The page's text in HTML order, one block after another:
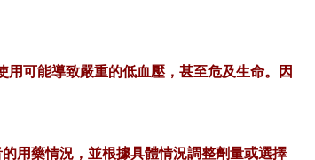
可能導致嚴重的低血壓，甚至危及生命。因
用藥情況，並根據具體情況調整劑量或選擇